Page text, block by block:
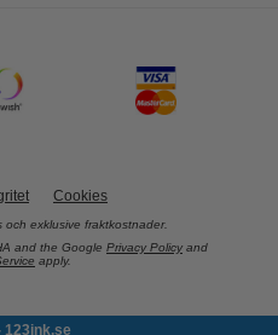
Cookies
och exklusive fraktkostnader.
and the Google Privacy Policy and
apply.
123ink.se